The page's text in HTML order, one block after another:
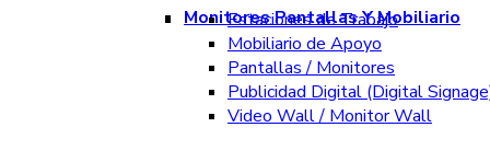
Monitores Pantallas Y Mobiliario
Estaciones de Trabajo
Mobiliario de Apoyo
Pantallas / Monitores
Publicidad Digital (Digital
Video Wall / Monitor Wall